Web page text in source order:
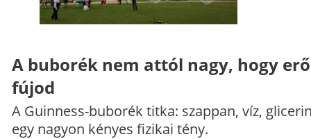
A buborék nem attól nagy, hogy
fújod
A Guinness-buborék titka: szappan, víz,
egy nagyon kényes fizikai tény.